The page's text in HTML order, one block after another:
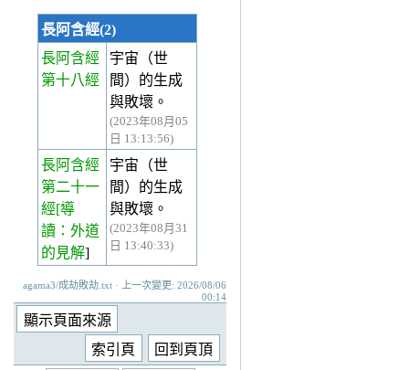
長阿含經(2)
長阿含經
第十八經
宇宙（世
間）的生成
與敗壞。
(2023年08月05
日 13:13:56)
長阿含經
第二十一
經[導
讀：外道
的見解]
宇宙（世
間）的生成
與敗壞。
(2023年08月31
日 13:40:33)
agama3/成劫敗劫.txt · 上一次變更: 2026/08/06
00:14